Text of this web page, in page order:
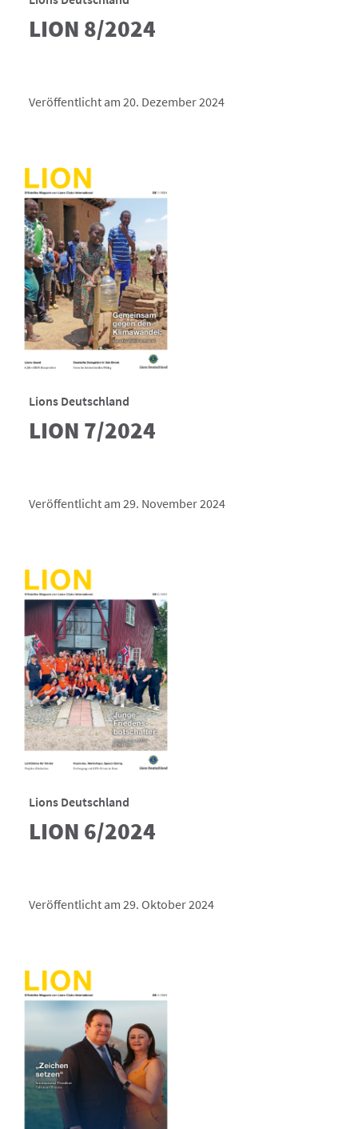
LION 8/2024
Veröffentlicht am 20. Dezember 2024
Lions Deutschland
LION 7/2024
Veröffentlicht am 29. November 2024
Lions Deutschland
LION 6/2024
Veröffentlicht am 29. Oktober 2024